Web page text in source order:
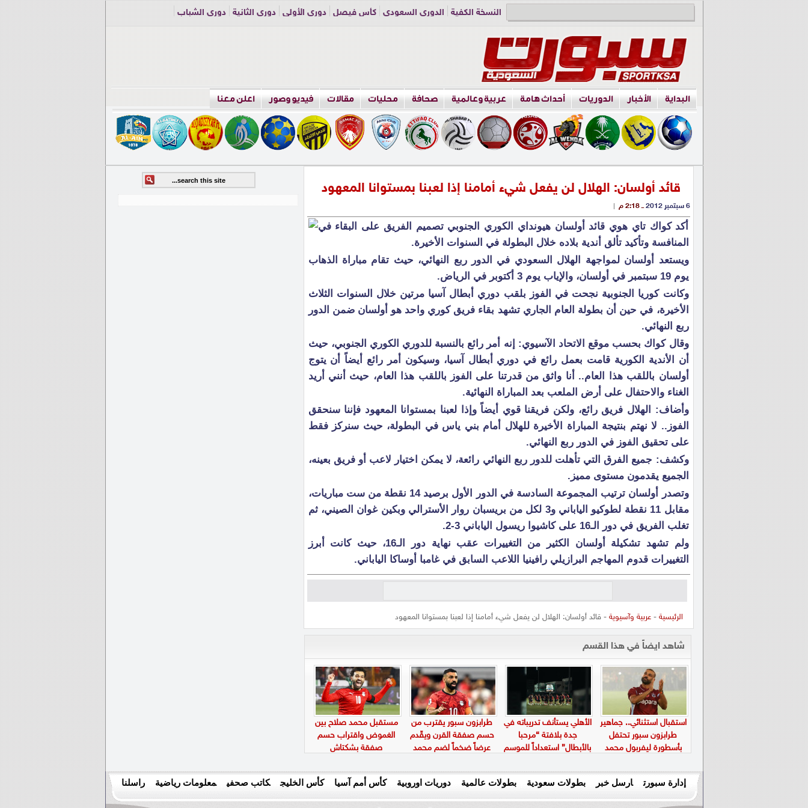
النسخة الكفية الدوري السعودي كأس فيصل دوري الأولى دوري الثانية
دوري الشباب
البداية الأخبار الدوريات أحداث هامة عربية وعالمية صحافة محليات مقالات فيديو وصور اعلن معنا
قائد أولسان: الهلال لن يفعل شيء أمامنا إذا لعبنا بمستوانا المعهود
6 سبتمبر 2012 ــ 2:18 م |
أكد كواك تاي هوي قائد أولسان هيونداي الكوري الجنوبي تصميم الفريق على البقاء في
المنافسة وتأكيد تألق أندية بلاده خلال البطولة في السنوات الأخيرة.
ويستعد أولسان لمواجهة الهلال السعودي في الدور ربع النهائي، حيث تقام مباراة الذهاب
يوم 19 سبتمبر في أولسان، والإياب يوم 3 أكتوبر في الرياض.
وكانت كوريا الجنوبية نجحت في الفوز بلقب دوري أبطال آسيا مرتين خلال السنوات الثلاث
الأخيرة، في حين أن بطولة العام الجاري تشهد بقاء فريق كوري واحد هو أولسان ضمن الدور
ربع النهائي.
وقال كواك بحسب موقع الاتحاد الآسيوي: إنه أمر رائع بالنسبة للدوري الكوري الجنوبي، حيث
أن الأندية الكورية قامت بعمل رائع في دوري أبطال آسيا، وسيكون أمر رائع أيضاً أن يتوج
أولسان باللقب هذا العام.. أنا واثق من قدرتنا على الفوز باللقب هذا العام، حيث أنني أريد
الغناء والاحتفال على أرض الملعب بعد المباراة النهائية.
وأضاف: الهلال فريق رائع، ولكن فريقنا قوي أيضاً وإذا لعبنا بمستوانا المعهود فإننا سنحقق
الفوز.. لا نهتم بنتيجة المباراة الأخيرة للهلال أمام بني ياس في البطولة، حيث سنركز فقط
على تحقيق الفوز في الدور ربع النهائي.
وكشف: جميع الفرق التي تأهلت للدور ربع النهائي رائعة، لا يمكن اختيار لاعب أو فريق بعينه،
الجميع يقدمون مستوى مميز.
وتصدر أولسان ترتيب المجموعة السادسة في الدور الأول برصيد 14 نقطة من ست مباريات،
مقابل 11 نقطة لطوكيو الياباني و3 لكل من بريسبان روار الأسترالي وبكين غوان الصيني، ثم
تغلب الفريق في دور الـ16 على كاشيوا ريسول الياباني 3-2.
ولم تشهد تشكيلة أولسان الكثير من التغييرات عقب نهاية دور الـ16، حيث كانت أبرز
التغييرات قدوم المهاجم البرازيلي رافينيا اللاعب السابق في غامبا أوساكا الياباني.
الرئيسية -عربية وآسيوية - قائد أولسان: الهلال لن يفعل شيء أمامنا إذا لعبنا بمستوانا المعهود
شاهد ايضاً في هذا القسم
استقبال استثنائي.. جماهير
طرابزون سبور تحتفل
بأسطورة ليفربول محمد
الأهلي يستأنف تدريباته في
جدة بلافتة “مرحبا
بالأبطال” استعداداً للموسم
طرابزون سبور يقترب من
حسم صفقة القرن ويقّدم
عرضاً ضخماً لضم محمد
مستقبل محمد صلاح بين
الغموض واقتراب حسم
صفقة بشكتاش
إدارة سبورت ارسل خبر بطولات سعودية بطولات عالمية دوريات اوروبية كأس أمم آسيا كأس الخليج كاتب صحفي معلومات رياضية راسلنا